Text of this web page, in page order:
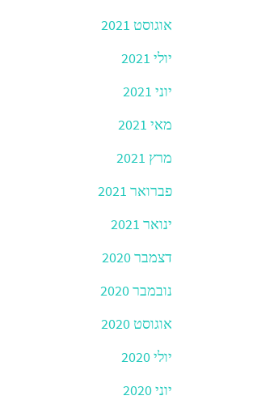
אוגוסט 2021
יולי 2021
יוני 2021
מאי 2021
מרץ 2021
פברואר 2021
ינואר 2021
דצמבר 2020
נובמבר 2020
אוגוסט 2020
יולי 2020
יוני 2020